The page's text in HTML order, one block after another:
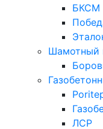
БКСМ
Шамотный
ЛСР